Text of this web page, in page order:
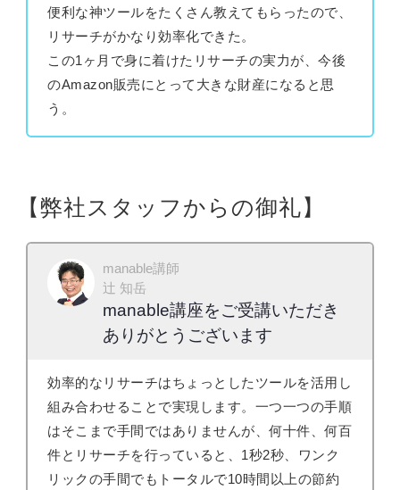
便利な神ツールをたくさん教えてもらったので、
リサーチがかなり効率化できた。
この1ヶ月で身に着けたリサーチの実力が、今後
のAmazon販売にとって大きな財産になると思
う。
【弊社スタッフからの御礼】
manable講師
辻 知岳
manable講座をご受講いただき
ありがとうございます
効率的なリサーチはちょっとしたツールを活用し
組み合わせることで実現します。一つ一つの手順
はそこまで手間ではありませんが、何十件、何百
件とリサーチを行っていると、1秒2秒、ワンク
リックの手間でもトータルで10時間以上の節約